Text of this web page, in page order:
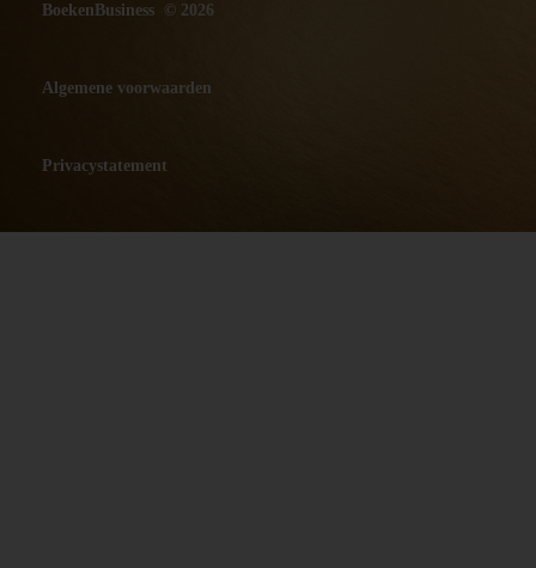
BoekenBusiness © 2026
Algemene voorwaarden
Privacystatement